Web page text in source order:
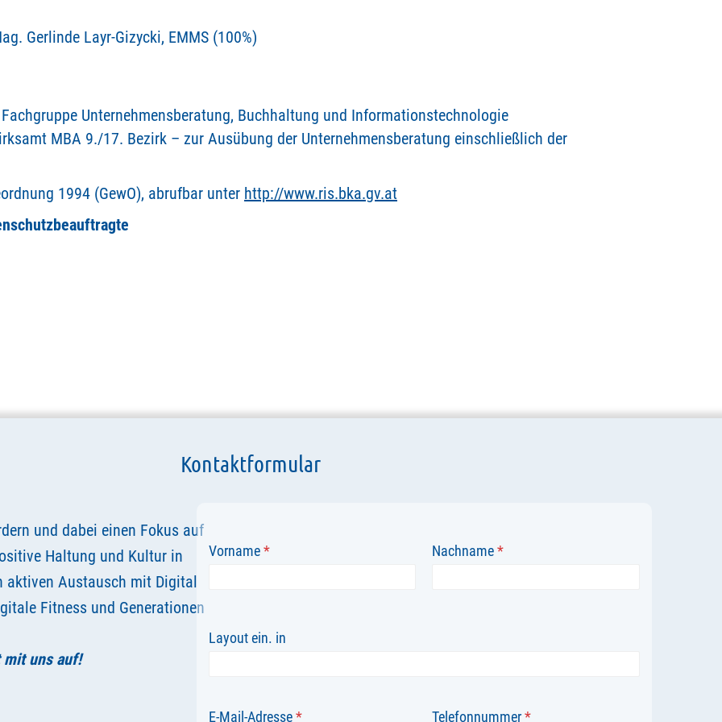
Gerlinde Layr-Gizycki, EMMS (100%)
Unternehmensberatung, Buchhaltung und Informationstechnologie
MBA 9./17. Bezirk – zur Ausübung der Unternehmensberatung einschließlich der
1994 (GewO), abrufbar unter http://www.ris.bka.gv.at
und dabei einen Fokus auf
Haltung und Kultur in
aktiven Austausch mit Digital
Fitness und Generationen
mit uns auf!
Kontaktformular
Vorname* Nachname*
Layout ein. in
E-Mail-Adresse* Telefonnummer*